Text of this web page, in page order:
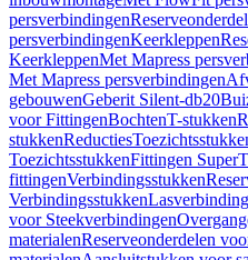
persverbindingen
persverbindingenKeerkleppen
KeerkleppenMet Mapress
Met Mapress persverbindingen
gebouwenGeberit Silent-db20
voor FittingenBochtenT-stukken
stukkenReducties
ToezichtsstukkenFittingen
fittingenVerbindingsstukken
Verbindingsstukken
voor Steekverbindingen
materialenReserveonderdelen